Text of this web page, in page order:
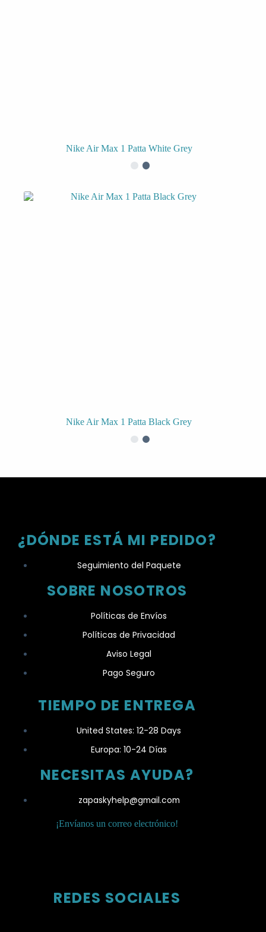
Nike Air Max 1 Patta White Grey
Nike Air Max 1 Patta Black Grey
¿DÓNDE ESTÁ MI PEDIDO?
Seguimiento del Paquete
SOBRE NOSOTROS
Políticas de Envíos
Políticas de Privacidad
Aviso Legal
Pago Seguro
TIEMPO DE ENTREGA
United States: 12-28 Days
Europa: 10-24 Días
NECESITAS AYUDA?
zapaskyhelp@gmail.com​
¡Envíanos un correo electrónico!
REDES SOCIALES